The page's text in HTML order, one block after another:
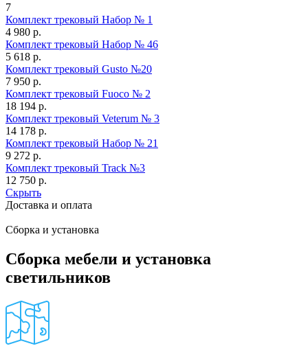
7
Комплект трековый Набор № 1
4 980 р.
Комплект трековый Набор № 46
5 618 р.
Комплект трековый Gusto №20
7 950 р.
Комплект трековый Fuoco № 2
18 194 р.
Комплект трековый Veterum № 3
14 178 р.
Комплект трековый Набор № 21
9 272 р.
Комплект трековый Track №3
12 750 р.
Скрыть
Доставка и оплата
Сборка и установка
Сборка мебели и установка
светильников